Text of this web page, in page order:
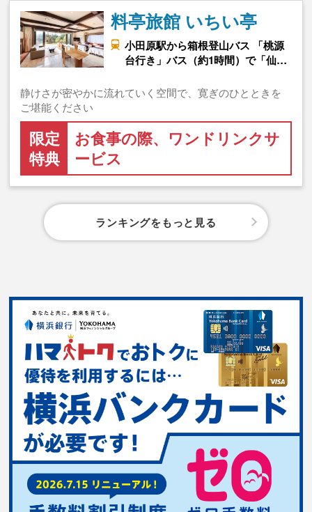
料亭旅館 いちい亭
小田原駅から箱根登山バス 「桃源
台行き」バス（約1時間）で「仙…
静けさが密やかに流れていく空間で、寛ぎのひとときを
ご堪能ください
限定
特典
お食事の際、ワンドリンクサ
ービス
ランキングをもっと見る